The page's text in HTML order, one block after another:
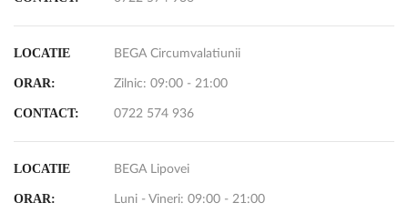
LOCATIE BEGA Circumvalatiunii
ORAR: Zilnic: 09:00 - 21:00
CONTACT: 0722 574 936
LOCATIE BEGA Lipovei
ORAR:
Luni - Vineri: 09:00 - 21:00